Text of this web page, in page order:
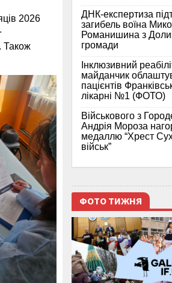
2026
Також
ДНК-експертиза
загибель воїна
Романишина з
громади
Інклюзивний
майданчик
пацієнтів
лікарні №1 (ФОТО)
Військового з
Андрія Мороза
медаллю “Хрест
військ”
ФОТО ТИЖНЯ